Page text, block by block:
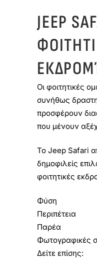
JEEP
Οι φοιτητικές
συνήθως
προσφέρουν
που μένουν
Το Jeep Safari
δημοφιλείς
φοιτητικές
Φύση
Περιπέτεια
Παρέα
Φωτογραφικές
Δείτε επίσης: